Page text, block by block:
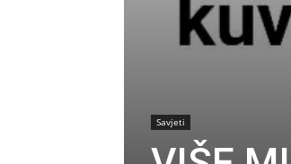
Savjeti